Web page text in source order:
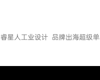
睿星人工业设计 品牌出海超级